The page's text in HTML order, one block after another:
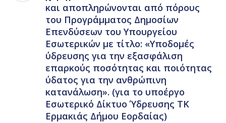
και αποπληρώνονται από πόρους
του Προγράμματος Δημοσίων
Επενδύσεων του Υπουργείου
Εσωτερικών με τίτλο: «Υποδομές
ύδρευσης για την εξασφάλιση
επαρκούς ποσότητας και ποιότητας
ύδατος για την ανθρώπινη
κατανάλωση». (για το υποέργο
Εσωτερικό Δίκτυο Ύδρευσης ΤΚ
Ερμακιάς Δήμου Εορδαίας)